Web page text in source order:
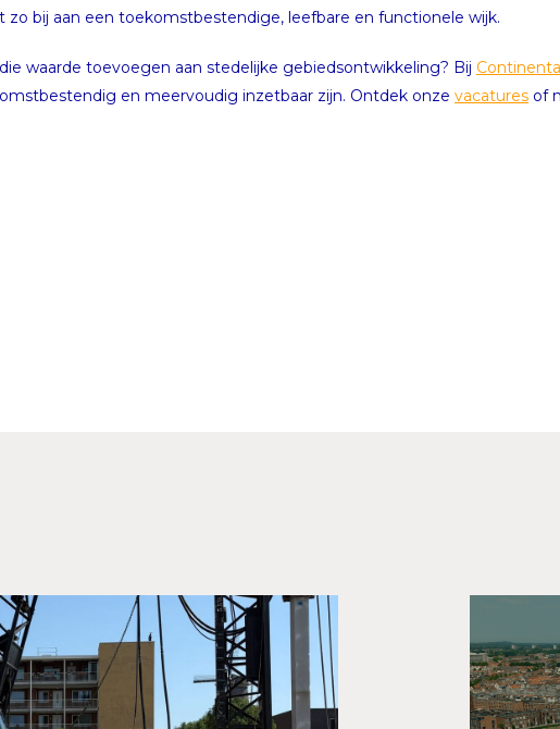
bij aan een toekomstbestendige, leefbare en functionele wijk.
waarde toevoegen aan stedelijke gebiedsontwikkeling? Bij
en meervoudig inzetbaar zijn. Ontdek onze vacatures of